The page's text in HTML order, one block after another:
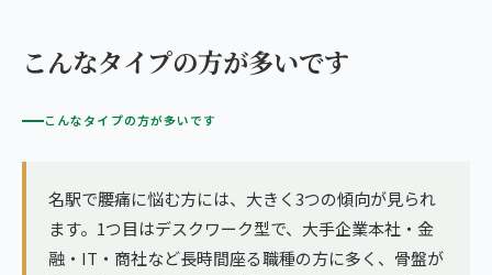
こんなタイプの方が多いです
こんなタイプの方が多いです
名駅で腰痛に悩む方には、大きく3つの傾向が見られ
ます。1つ目はデスクワーク型で、大手企業本社・金
融・IT・商社など長時間座る職種の方に多く、骨盤が